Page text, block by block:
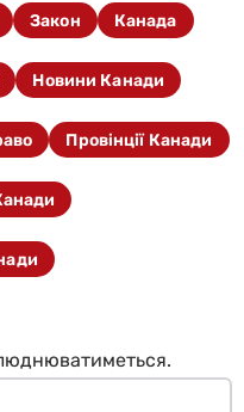
Закон Канада
Новини Канади
Провінції Канади